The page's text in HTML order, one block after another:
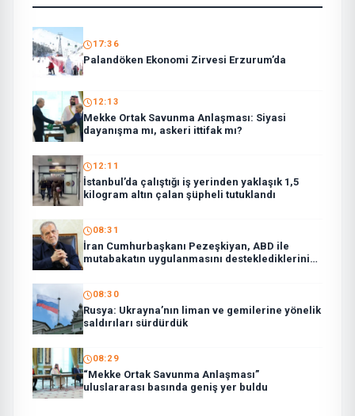
17:36
Palandöken Ekonomi Zirvesi Erzurum’da
12:13
Mekke Ortak Savunma Anlaşması: Siyasi
dayanışma mı, askeri ittifak mı?
12:11
İstanbul’da çalıştığı iş yerinden yaklaşık 1,5
kilogram altın çalan şüpheli tutuklandı
08:31
İran Cumhurbaşkanı Pezeşkiyan, ABD ile
mutabakatın uygulanmasını desteklediklerini
08:30
Rusya: Ukrayna’nın liman ve gemilerine yönelik
saldırıları sürdürdük
08:29
“Mekke Ortak Savunma Anlaşması”
uluslararası basında geniş yer buldu